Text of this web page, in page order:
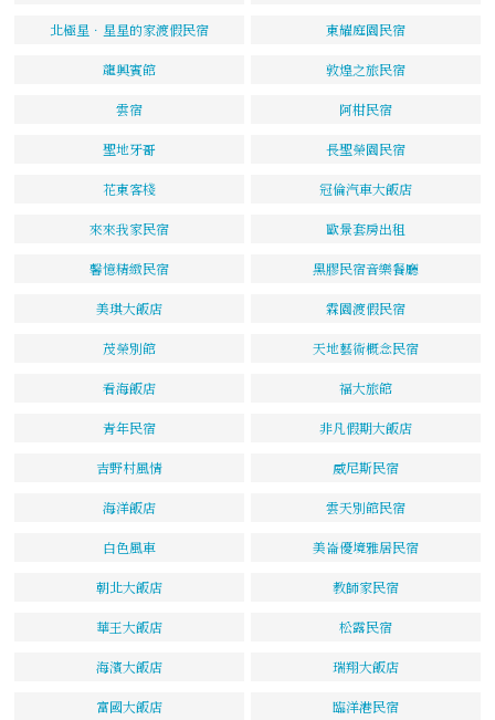
北極星．星星的家渡假民宿 東耀庭園民宿
龍興賓館 敦煌之旅民宿
雲宿 阿柑民宿
聖地牙哥 長聖榮園民宿
花東客棧 冠倫汽車大飯店
來來我家民宿 歐景套房出租
馨憶精緻民宿 黑膠民宿音樂餐廳
美琪大飯店 霖園渡假民宿
茂榮別館 天地藝術概念民宿
看海飯店 福大旅館
青年民宿 非凡假期大飯店
吉野村風情 威尼斯民宿
海洋飯店 雲天別館民宿
白色風車 美崙優境雅居民宿
朝北大飯店 教師家民宿
華王大飯店 松露民宿
海濱大飯店 瑞翔大飯店
富國大飯店 臨洋港民宿